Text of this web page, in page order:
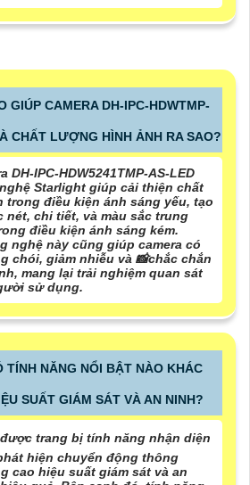
GIÚP CAMERA DH-IPC-HDWTMP-
CHẤT LƯỢNG HÌNH ẢNH RA SAO?
DH-IPC-HDW5241TMP-AS-LED
Starlight giúp cải thiện chất
trong điều kiện ánh sáng yếu, tạo
nét, chi tiết, và màu sắc trung
điều kiện ánh sáng kém.
nghệ này cũng giúp camera có
chói, giảm nhiễu và 📸chắc chắn
mang lại trải nghiệm quan sát
sử dụng.
TÍNH NĂNG NỔI BẬT NÀO KHÁC
SUẤT GIÁM SÁT VÀ AN NINH?
được trang bị tính năng nhận diện
hiện chuyển động thông
cao hiệu suất giám sát và an